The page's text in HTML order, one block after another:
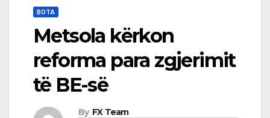
BOTA
Metsola kërkon
reforma para zgjerimit
të BE-së
By FX Team